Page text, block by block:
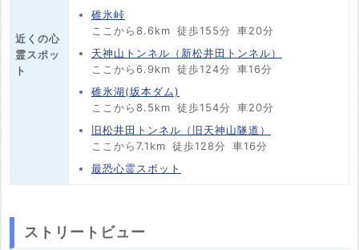
近くの心
霊スポッ
ト
碓氷峠
ここから8.6km 徒歩155分
車20分
天神山トンネル（新松井田トンネル）
ここから6.9km 徒歩124分
車16分
碓氷湖(坂本ダム)
ここから8.5km 徒歩154分
車20分
旧松井田トンネル（旧天神山隧道）
ここから7.1km 徒歩128分
車16分
最恐心霊スポット
ストリートビュー